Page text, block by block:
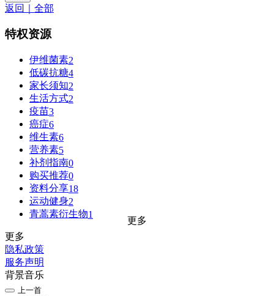
返回｜全部
特权资源
伊维菌素2
低碳抗糖4
家长须知2
生活方式2
疫苗3
癌症6
维生素6
营养素5
补剂指南0
购买推荐0
资料分享18
运动健身2
青蒿素衍生物1
更多
更多
隐私政策
服务声明
背景音乐
上一首